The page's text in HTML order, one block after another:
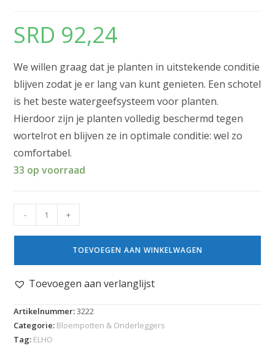
SRD 92,24
We willen graag dat je planten in uitstekende conditie
blijven zodat je er lang van kunt genieten. Een schotel
is het beste watergeefsysteem voor planten.
Hierdoor zijn je planten volledig beschermd tegen
wortelrot en blijven ze in optimale conditie: wel zo
comfortabel.
33 op voorraad
- +
TOEVOEGEN AAN WINKELWAGEN
Toevoegen aan verlanglijst
Artikelnummer:3222
Categorie: Bloempotten & Onderleggers
Tag: ELHO